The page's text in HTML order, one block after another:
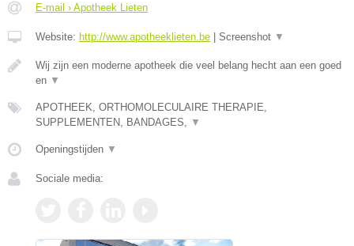
E-mail › Apotheek Lieten
Website: http://www.apotheeklieten.be | Screenshot ▼
Wij zijn een moderne apotheek die veel belang hecht aan een goed
en ▼
APOTHEEK, ORTHOMOLECULAIRE THERAPIE,
SUPPLEMENTEN, BANDAGES,
▼
Openingstijden ▼
Sociale media: